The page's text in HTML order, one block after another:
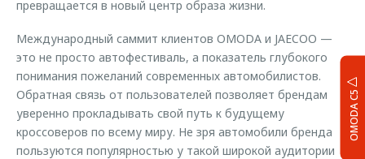
OMODA C5
превращается в новый центр образа жизни.
Международный саммит клиентов OMODA и JAECOO —
это не просто автофестиваль, а показатель глубокого
понимания пожеланий современных автомобилистов.
Обратная связь от пользователей позволяет брендам
уверенно прокладывать свой путь к будущему
кроссоверов по всему миру. Не зря автомобили бренда
пользуются популярностью у такой широкой аудитории